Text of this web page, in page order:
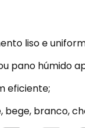
liso e
pano húmido
eficiente;
bege, branco,